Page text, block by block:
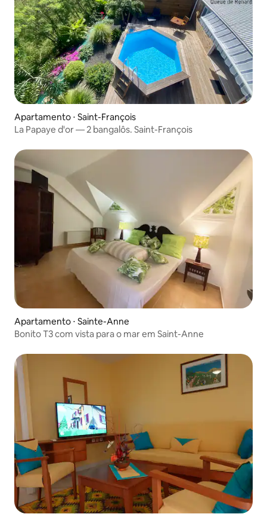
Apartamento ⋅ Saint-François
La Papaye d'or — 2 bangalôs. Saint-François
Apartamento ⋅ Sainte-Anne
Bonito T3 com vista para o mar em Saint-Anne